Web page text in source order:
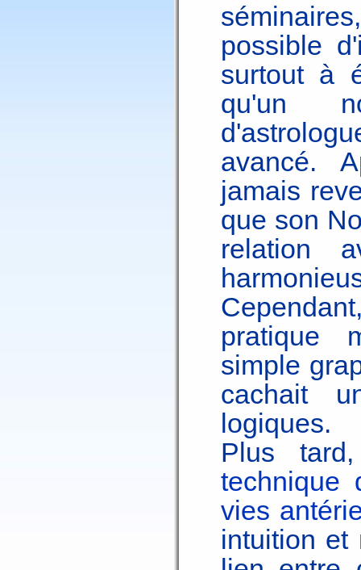
possible
surtout à
qu'un
avancé.
jamais
que son
relation
pratique
simple
cachait
logiques.
Plus
technique
vies
intuition